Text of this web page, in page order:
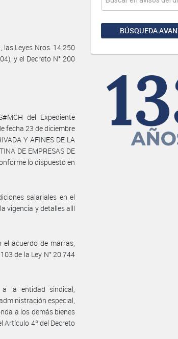
BÚSQUEDA
las Leyes Nros. 14.250
y el Decreto N° 200
del Expediente
fecha 23 de diciembre
Y AFINES DE LA
DE EMPRESAS DE
lo dispuesto en
salariales en el
vigencia y detalles allí
acuerdo de marras,
de la Ley N° 20.744
la entidad sindical,
especial,
a los demás bienes
4º del Decreto